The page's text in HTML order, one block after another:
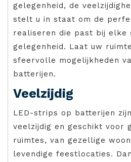
gelegenheid, de
stelt u in staat om de
realiseren die past bij elke
gelegenheid. Laat uw
sfeervolle mogelijkheden
batterijen.
Veelzijdig
LED-strips op batterijen
veelzijdig en geschikt voor
ruimtes, van gezellige
levendige feestlocaties.